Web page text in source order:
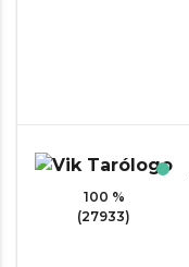
100 %
(27933)